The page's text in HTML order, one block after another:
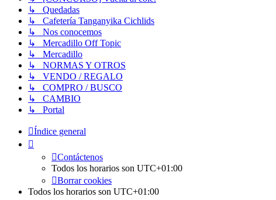
↳ Quedadas
↳ Cafetería Tanganyika Cichlids
↳ Nos conocemos
↳ Mercadillo Off Topic
↳ Mercadillo
↳ NORMAS Y OTROS
↳ VENDO / REGALO
↳ COMPRO / BUSCO
↳ CAMBIO
↳ Portal
Índice general
Contáctenos
Todos los horarios son UTC+01:00
Borrar cookies
Todos los horarios son UTC+01:00